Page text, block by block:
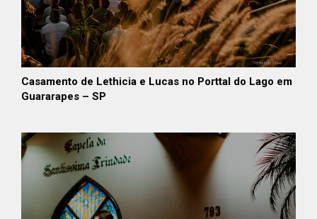
Casamento de Lethicia e Lucas no Porttal do Lago em
Guararapes – SP